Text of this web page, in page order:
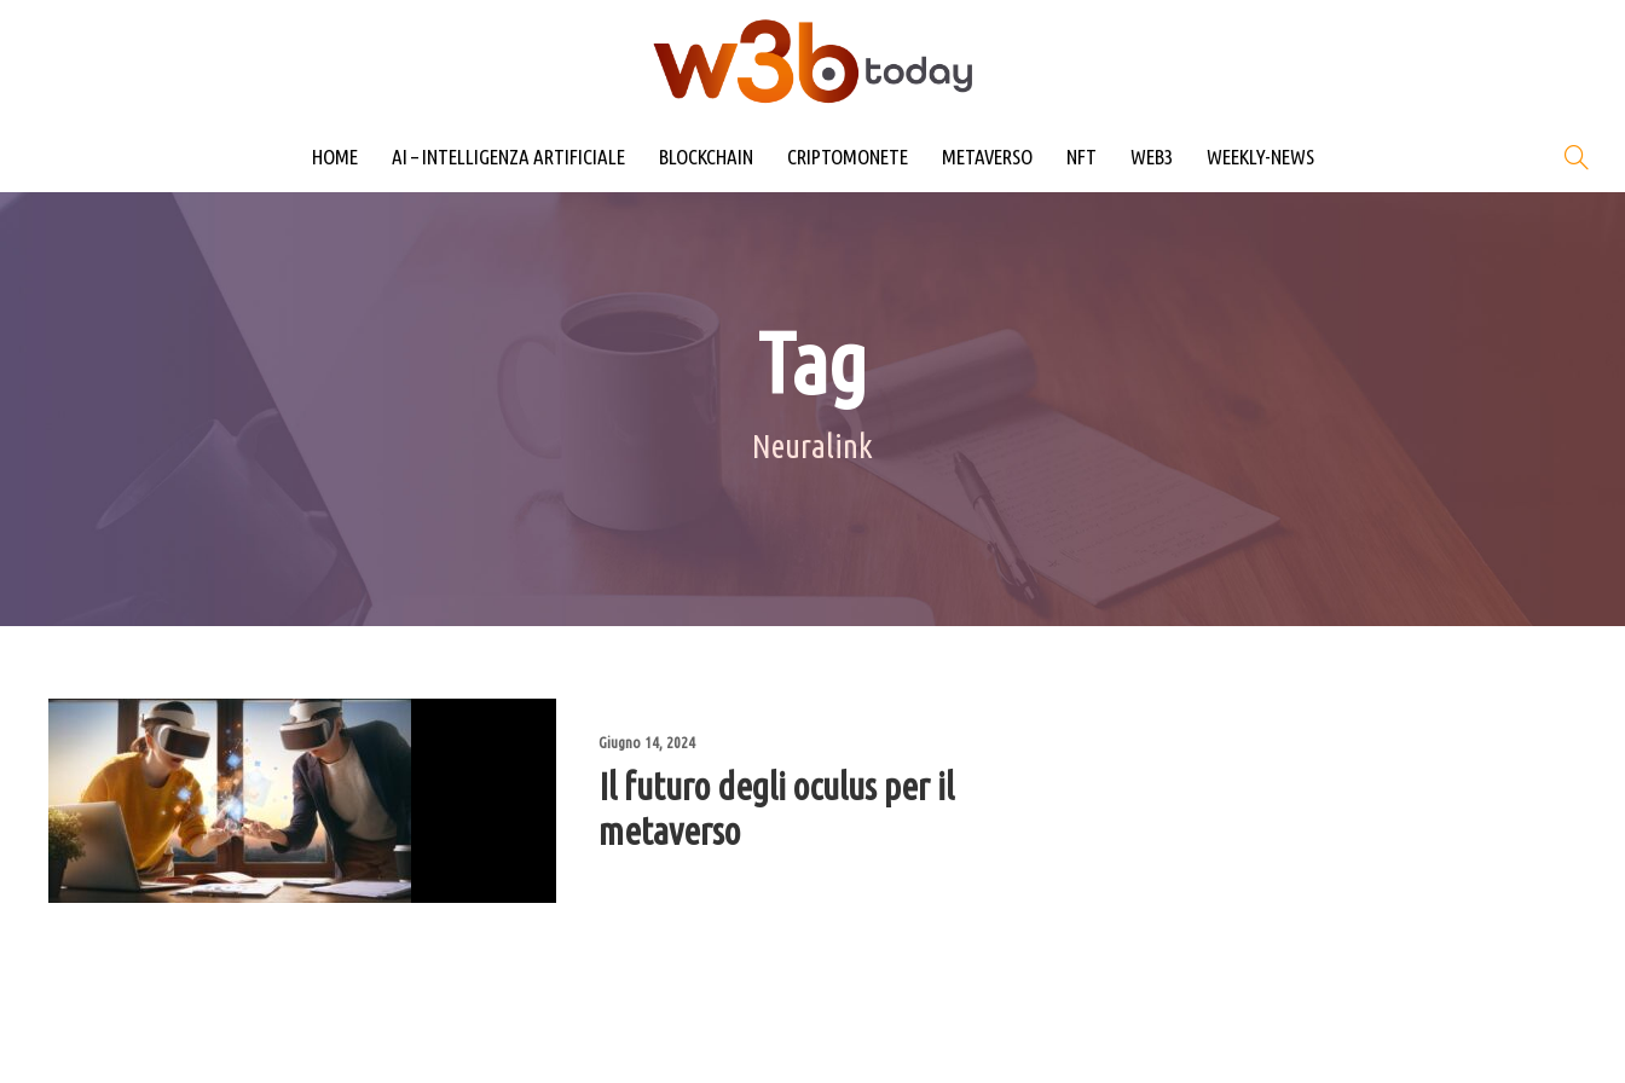
HOME AI – INTELLIGENZA ARTIFICIALE BLOCKCHAIN CRIPTOMONETE METAVERSO NFT WEB3 WEEKLY-NEWS
Tag
Neuralink
Giugno 14, 2024
Il futuro degli oculus per il
metaverso